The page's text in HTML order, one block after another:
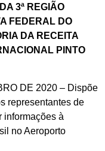
3ª REGIÃO
FEDERAL DO
DA RECEITA
PINTO
DE 2020 – Dispõe
representantes de
informações à
no Aeroporto